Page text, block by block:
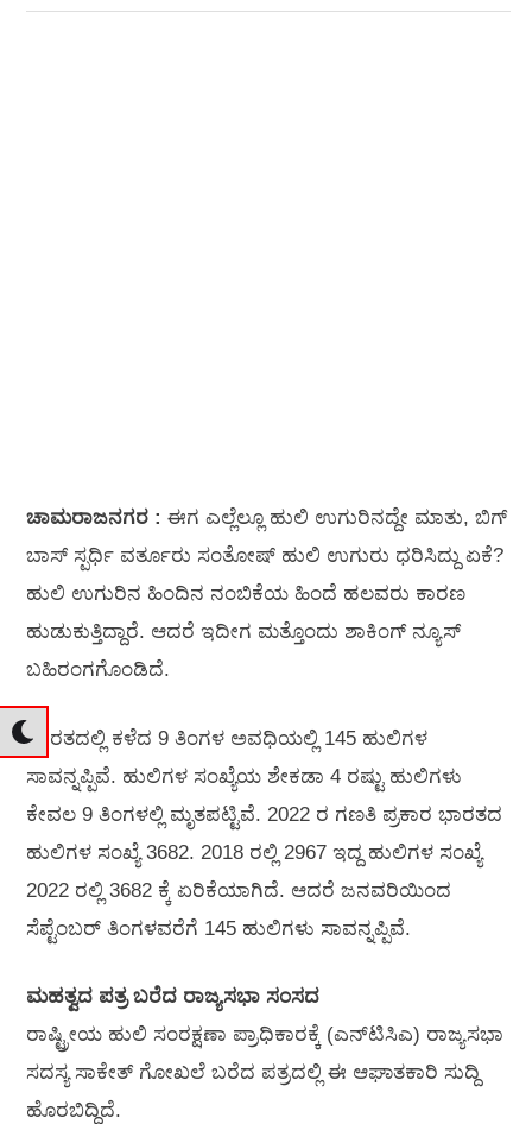
ಚಾಮರಾಜನಗರ : ಈಗ ಎಲ್ಲೆಲ್ಲೂ ಹುಲಿ ಉಗುರಿನದ್ದೇ ಮಾತು, ಬಿಗ್
ಬಾಸ್ ಸ್ಪರ್ಧಿ ವರ್ತೂರು ಸಂತೋಷ್ ಹುಲಿ ಉಗುರು ಧರಿಸಿದ್ದು ಏಕೆ?
ಹುಲಿ ಉಗುರಿನ ಹಿಂದಿನ ನಂಬಿಕೆಯ ಹಿಂದೆ ಹಲವರು ಕಾರಣ
ಹುಡುಕುತ್ತಿದ್ದಾರೆ. ಆದರೆ ಇದೀಗ ಮತ್ತೊಂದು ಶಾಕಿಂಗ್ ನ್ಯೂಸ್
ಬಹಿರಂಗಗೊಂಡಿದೆ.
ಭಾರತದಲ್ಲಿ ಕಳೆದ 9 ತಿಂಗಳ ಅವಧಿಯಲ್ಲಿ 145 ಹುಲಿಗಳ
ಸಾವನ್ನಪ್ಪಿವೆ. ಹುಲಿಗಳ ಸಂಖ್ಯೆಯ ಶೇಕಡಾ 4 ರಷ್ಟು ಹುಲಿಗಳು
ಕೇವಲ 9 ತಿಂಗಳಲ್ಲಿ ಮೃತಪಟ್ಟಿವೆ. 2022 ರ ಗಣತಿ ಪ್ರಕಾರ ಭಾರತದ
ಹುಲಿಗಳ ಸಂಖ್ಯೆ 3682. 2018 ರಲ್ಲಿ 2967 ಇದ್ದ ಹುಲಿಗಳ ಸಂಖ್ಯೆ
2022 ರಲ್ಲಿ 3682 ಕ್ಕೆ ಏರಿಕೆಯಾಗಿದೆ. ಆದರೆ ಜನವರಿಯಿಂದ
ಸೆಪ್ಟೆಂಬರ್ ತಿಂಗಳವರೆಗೆ 145 ಹುಲಿಗಳು ಸಾವನ್ನಪ್ಪಿವೆ.
ಮಹತ್ವದ ಪತ್ರ ಬರೆದ ರಾಜ್ಯಸಭಾ ಸಂಸದ
ರಾಷ್ಟ್ರೀಯ ಹುಲಿ ಸಂರಕ್ಷಣಾ ಪ್ರಾಧಿಕಾರಕ್ಕೆ (ಎನ್‌ಟಿಸಿಎ) ರಾಜ್ಯಸಭಾ
ಸದಸ್ಯ ಸಾಕೇತ್ ಗೋಖಲೆ ಬರೆದ ಪತ್ರದಲ್ಲಿ ಈ ಆಘಾತಕಾರಿ ಸುದ್ದಿ
ಹೊರಬಿದ್ದಿದೆ.